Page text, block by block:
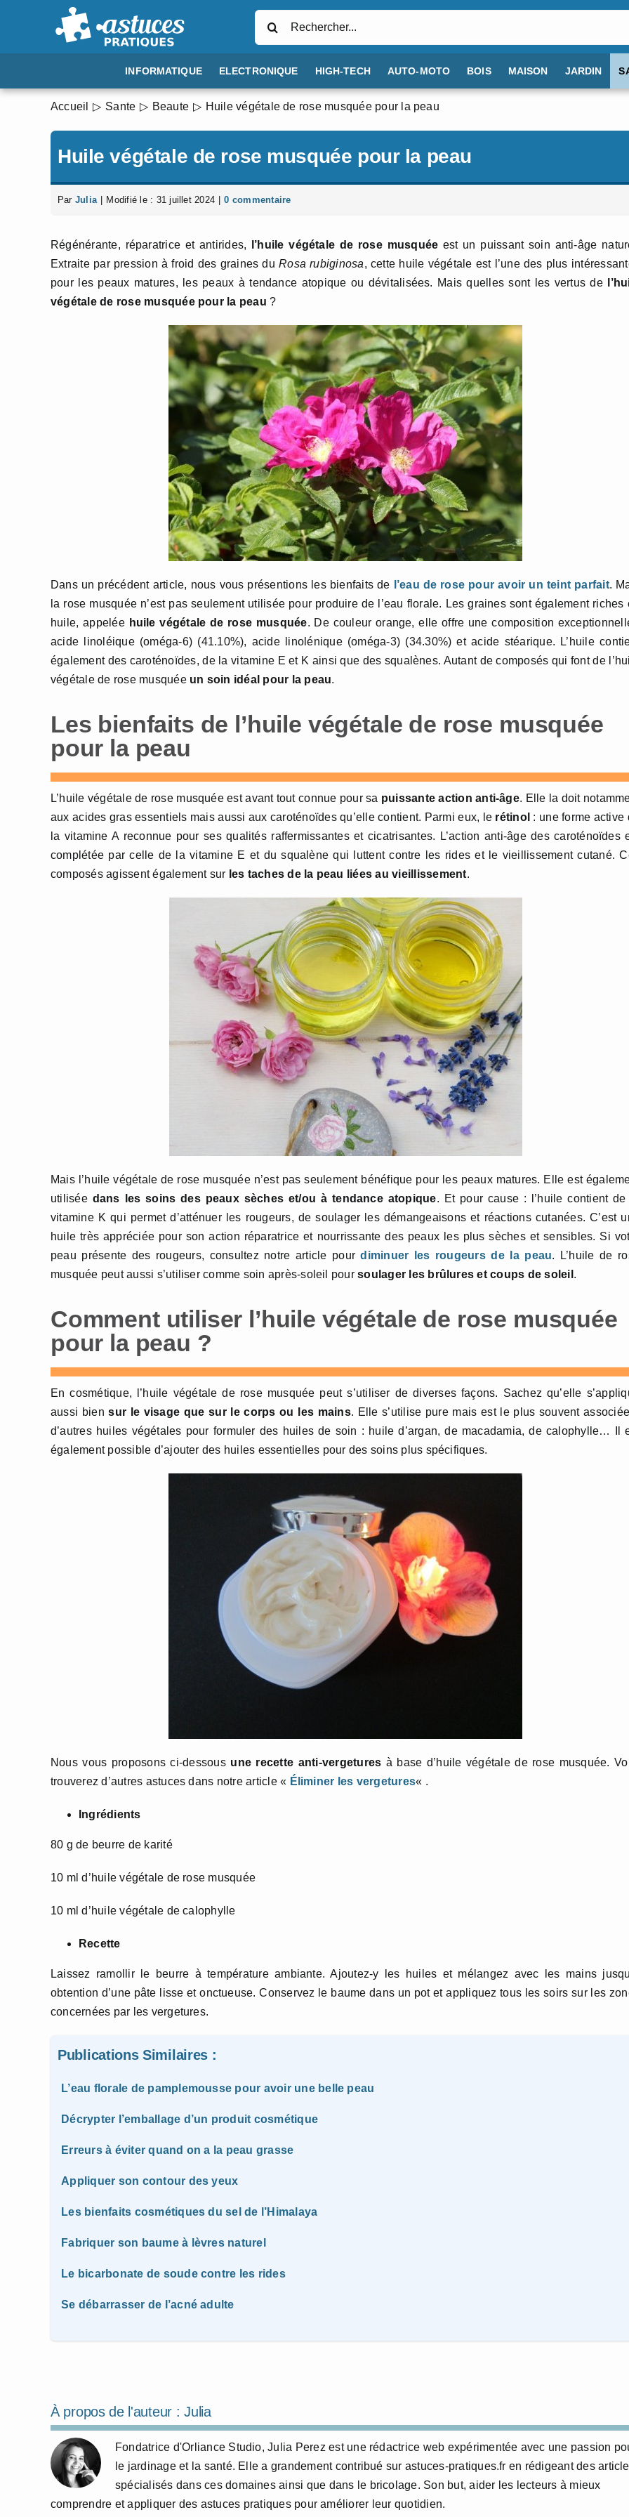
INFORMATIQUE ELECTRONIQUE HIGH-TECH AUTO-MOTO BOIS MAISON JARDIN
Accueil Sante Beaute Huile végétale de rose musquée pour la peau
Huile végétale de rose musquée pour la peau
Par Julia Modifié le : 31 juillet 2024 0 commentaire
Régénérante, réparatrice et antirides, l’huile végétale de rose musquée est un puissant soin anti-âge
Extraite par pression à froid des graines duRosa rubiginosa, cette huile végétale est l’une des plus
pour les peaux matures, les peaux à tendance atopique ou dévitalisées. Mais quelles sont les vertus de
végétale de rose musquée pour la peau ?
Dans un précédent article, nous vous présentions les bienfaits de l’eau de rose pour avoir un teint parfait.
la rose musquée n’est pas seulement utilisée pour produire de l’eau florale. Les graines sont également riches
huile, appelée huile végétale de rose musquée. De couleur orange, elle offre une composition
acide linoléique (oméga-6) (41.10%), acide linolénique (oméga-3) (34.30%) et acide stéarique. L’huile
également des caroténoïdes, de la vitamine E et K ainsi que des squalènes. Autant de composés qui font de
végétale de rose musquée un soin idéal pour la peau.
Les bienfaits de l’huile végétale de rose musquée
pour la peau
L’huile végétale de rose musquée est avant tout connue pour sa puissante action anti-âge. Elle la doit
aux acides gras essentiels mais aussi aux caroténoïdes qu’elle contient. Parmi eux, le rétinol : une forme active
la vitamine A reconnue pour ses qualités raffermissantes et cicatrisantes. L’action anti-âge des caroténoïdes
complétée par celle de la vitamine E et du squalène qui luttent contre les rides et le vieillissement cutané.
composés agissent également sur les taches de la peau liées au vieillissement.
Mais l’huile végétale de rose musquée n’est pas seulement bénéfique pour les peaux matures. Elle est
utilisée dans les soins des peaux sèches et/ou à tendance atopique. Et pour cause : l’huile contient
vitamine K qui permet d’atténuer les rougeurs, de soulager les démangeaisons et réactions cutanées. C’est
huile très appréciée pour son action réparatrice et nourrissante des peaux les plus sèches et sensibles. Si
peau présente des rougeurs, consultez notre article pourdiminuer les rougeurs de la peau. L’huile de
musquée peut aussi s’utiliser comme soin après-soleil poursoulager les brûlures et coups de soleil .
Comment utiliser l’huile végétale de rose musquée
pour la peau ?
En cosmétique, l’huile végétale de rose musquée peut s’utiliser de diverses façons. Sachez qu’elle
aussi biensur le visage que sur le corps ou les mains. Elle s’utilise pure mais est le plus souvent
d’autres huiles végétales pour formuler des huiles de soin : huile d’argan, de macadamia, de calophylle… Il
également possible d’ajouter des huiles essentielles pour des soins plus spécifiques.
Nous vous proposons ci-dessous une recette anti-vergetures à base d’huile végétale de rose musquée.
trouverez d’autres astuces dans notre article « Éliminer les vergetures« .
Ingrédients
80 g de beurre de karité
10 ml d’huile végétale de rose musquée
10 ml d’huile végétale de calophylle
Recette
Laissez ramollir le beurre à température ambiante. Ajoutez-y les huiles et mélangez avec les mains
obtention d’une pâte lisse et onctueuse. Conservez le baume dans un pot et appliquez tous les soirs sur les
concernées par les vergetures.
Publications Similaires :
L’eau florale de pamplemousse pour avoir une belle peau
Décrypter l’emballage d’un produit cosmétique
Erreurs à éviter quand on a la peau grasse
Appliquer son contour des yeux
Les bienfaits cosmétiques du sel de l’Himalaya
Fabriquer son baume à lèvres naturel
Le bicarbonate de soude contre les rides
Se débarrasser de l’acné adulte
À propos de l'auteur :Julia
Fondatrice d'Orliance Studio, Julia Perez est une rédactrice web expérimentée avec une passion
le jardinage et la santé. Elle a grandement contribué sur astuces-pratiques.fr en rédigeant des
spécialisés dans ces domaines ainsi que dans le bricolage. Son but, aider les lecteurs à mieux
comprendre et appliquer des astuces pratiques pour améliorer leur quotidien.